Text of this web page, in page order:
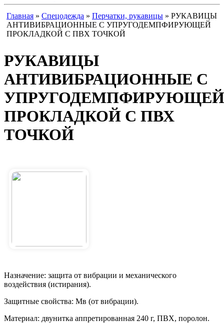
Главная » Спецодежда » Перчатки, рукавицы » РУКАВИЦЫ
АНТИВИБРАЦИОННЫЕ С УПРУГОДЕМПФИРУЮЩЕЙ
ПРОКЛАДКОЙ С ПВХ ТОЧКОЙ
РУКАВИЦЫ
АНТИВИБРАЦИОННЫЕ С
УПРУГОДЕМПФИРУЮЩЕЙ
ПРОКЛАДКОЙ С ПВХ
ТОЧКОЙ
Назначение: защита от вибрации и механического
воздействия (истирания).
Защитные свойства: Мв (от вибрации).
Материал: двунитка аппретированная 240 г, ПВХ, поролон.